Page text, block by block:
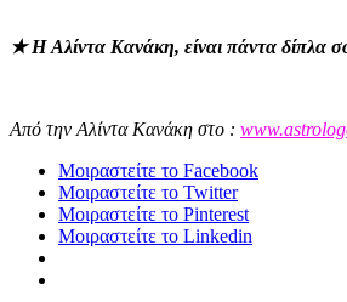
★​ΗΑλίντα Κανάκη, είναι πάντα δίπλα
Από την Αλίντα Κανάκη στο :
Μοιραστείτε το Facebook
Μοιραστείτε το Twitter
Μοιραστείτε το Pinterest
Μοιραστείτε το Linkedin